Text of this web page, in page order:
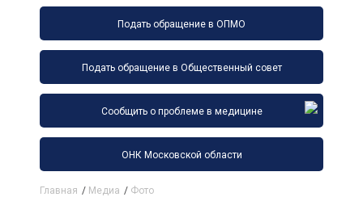
Подать обращение в ОПМО
Подать обращение в Общественный совет
Сообщить о проблеме в медицине
ОНК Московской области
Главная / Медиа / Фото